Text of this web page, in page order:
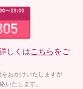
しくは こちら をご
おかけいたしますが
たします。